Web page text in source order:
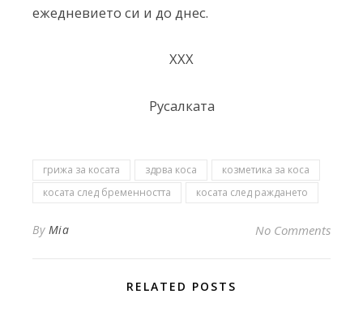
ежедневието си и до днес.
ХХХ
Русалката
грижа за косата здрва коса
козметика за коса
косата след бременността
косата след раждането
By Mia No Comments
RELATED POSTS